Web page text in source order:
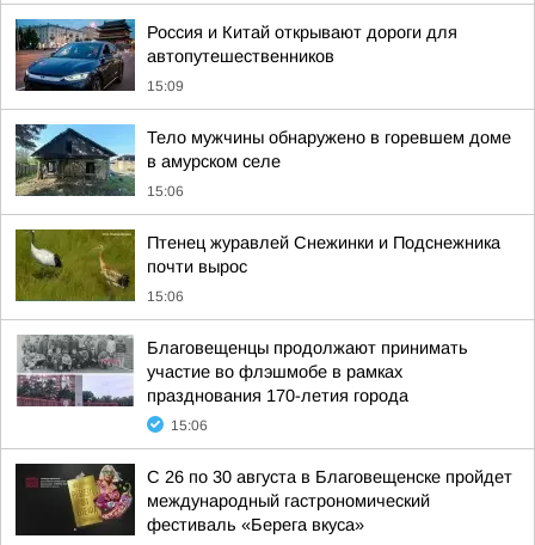
Россия и Китай открывают дороги для
автопутешественников
15:09
Тело мужчины обнаружено в горевшем доме
в амурском селе
15:06
Птенец журавлей Снежинки и Подснежника
почти вырос
15:06
Благовещенцы продолжают принимать
участие во флэшмобе в рамках
празднования 170-летия города
15:06
С 26 по 30 августа в Благовещенске пройдет
международный гастрономический
фестиваль «Берега вкуса»